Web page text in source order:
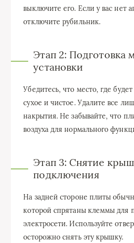
выключите его. Если у вас нет
отключите рубильник.
Этап 2: Подготовка
установки
Убедитесь, что место, где
сухое и чистое. Удалите все
накрытия. Не забывайте, что
воздуха для нормального
Этап 3: Снятие
подключения
На задней стороне плиты
которой спрятаны клеммы для
электросети. Используйте
осторожно снять эту крышку.